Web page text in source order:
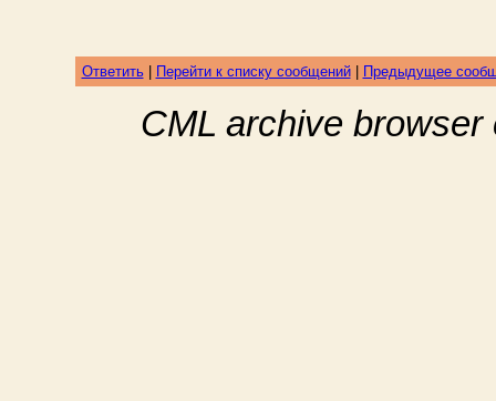
Ответить| Перейти к списку сообщений| Предыдущее
CML archive